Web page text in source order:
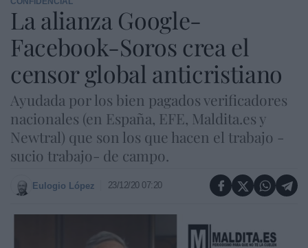
La alianza Google-
Facebook-Soros crea el
censor global anticristiano
Ayudada por los bien pagados verificadores
nacionales (en España, EFE, Maldita.es y
Newtral) que son los que hacen el trabajo -
sucio trabajo- de campo.
Eulogio López 23/12/20 07:20